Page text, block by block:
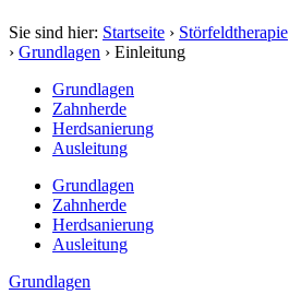
Sie sind hier: Startseite › Störfeldtherapie
› Grundlagen › Einleitung
Grundlagen
Zahnherde
Herdsanierung
Ausleitung
Grundlagen
Zahnherde
Herdsanierung
Ausleitung
Grund­lagen